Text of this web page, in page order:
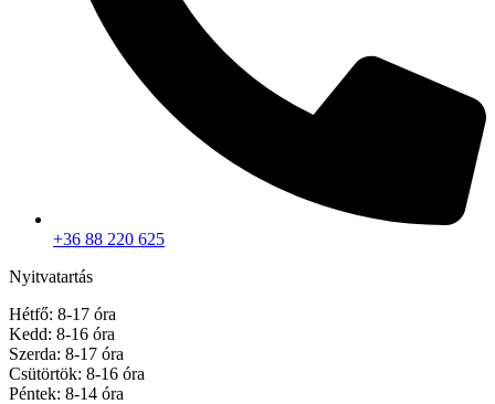
+36 88 220 625
Nyitvatartás
Hétfő: 8-17 óra
Kedd: 8-16 óra
Szerda: 8-17 óra
Csütörtök: 8-16 óra
Péntek: 8-14 óra